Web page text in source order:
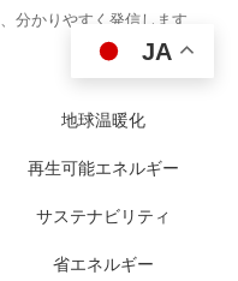
分かりやすく発信します
地球温暖化
再生可能エネルギー
サステナビリティ
省エネルギー
JA